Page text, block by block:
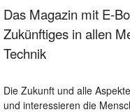
Das Magazin mit E-
Zukünftiges in allen
Technik
Die Zukunft und alle
und interessieren die